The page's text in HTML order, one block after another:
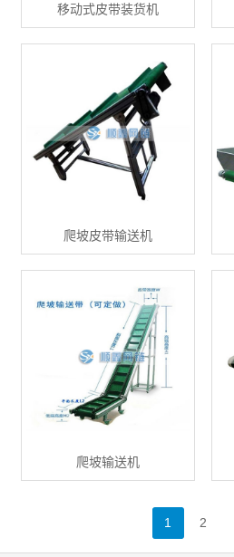
移动式皮带装货机
爬坡皮带输送机
爬坡输送机
1 2